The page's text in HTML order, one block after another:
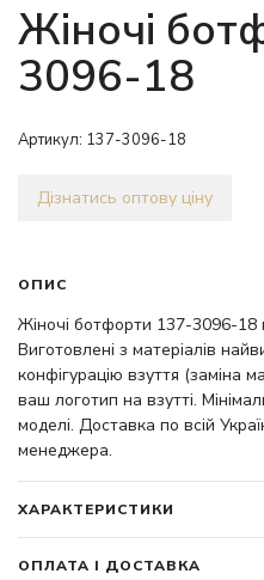
Жіночі
3096-18
Артикул: 137-3096-18
Дізнатись оптову ціну
ОПИС
Жіночі ботфорти 137-3096-18
Виготовлені з матеріалів
конфігурацію взуття (заміна
ваш логотип на взутті.
моделі. Доставка по всій
менеджера.
ХАРАКТЕРИСТИКИ
ОПЛАТА І ДОСТАВКА